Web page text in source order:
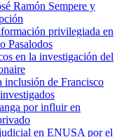
Ramón Sempere y
privilegiada en
Pasalodos
en la investigación del
inclusión de Francisco
por influir en
en ENUSA por el